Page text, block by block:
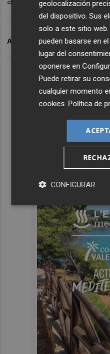
ARCHIVADO EN
geolocalización
del dispositivo. Sus
solo a este sitio
pueden basarse en
lugar del
oponerse en
Puede retirar su
cualquier momento
cookies .Política de
CONFIGURAR